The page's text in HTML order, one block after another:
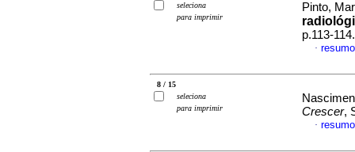
seleciona
para imprimir
Pinto,
p.113-
·
8 / 15
seleciona
para imprimir
Crescer,
·